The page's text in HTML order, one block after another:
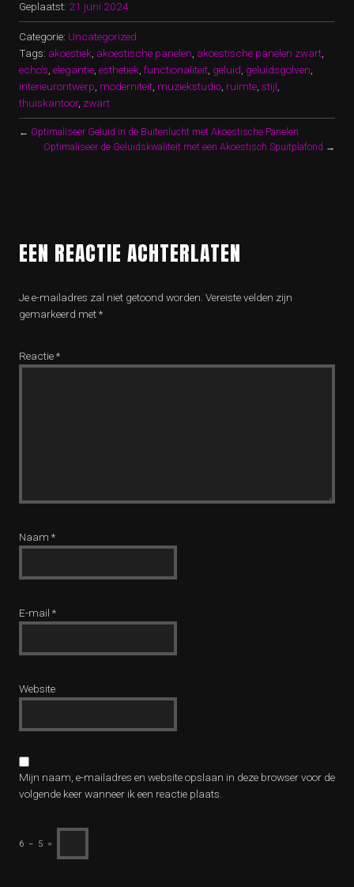
Geplaatst: 21 juni 2024
Categorie: Uncategorized
Tags: akoestiek akoestische panelen akoestische panelen zwart
echo's elegantie esthetiek functionaliteit geluid geluidsgolven
interieurontwerp moderniteit muziekstudio ruimte stijl
thuiskantoor, zwart
← Optimaliseer Geluid in de Buitenlucht met Akoestische Panelen
Optimaliseer de Geluidskwaliteit met een Akoestisch Spuitplafond →
EEN REACTIE ACHTERLATEN
Je e-mailadres zal niet getoond worden. Vereiste velden zijn
gemarkeerd met*
Reactie*
Naam *
E-mail *
Website
Mijn naam, e-mailadres en website opslaan in deze browser voor de
volgende keer wanneer ik een reactie plaats.
6 − 5 =